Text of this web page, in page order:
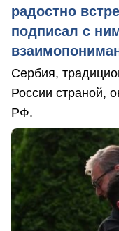
радостно
подписал с
Сербия,
России страной,
РФ.